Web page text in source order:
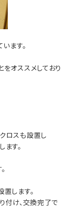
ます。
オススメしており
ロスも設置し
す。
します。
付け、交換完了で